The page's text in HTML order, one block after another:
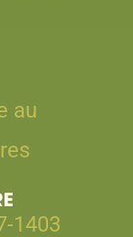
au
1403